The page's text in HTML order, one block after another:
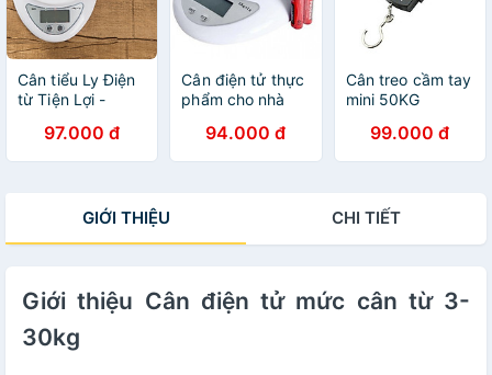
Cân tiểu Ly Điện
từ Tiện Lợi -
97.000 đ
Cân điện tử thực
phẩm cho nhà
2 pin AAA
94.000 đ
Cân treo cầm tay
mini 50KG
99.000 đ
GIỚI THIỆU CHI TIẾT
Giới thiệu Cân điện tử mức cân từ 3-
30kg